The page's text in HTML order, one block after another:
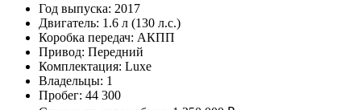
Год выпуска: 2017
Двигатель: 1.6 л (130 л.с.)
Коробка передач: АКПП
Привод: Передний
Комплектация: Luxe
Владельцы: 1
Пробег: 44 300